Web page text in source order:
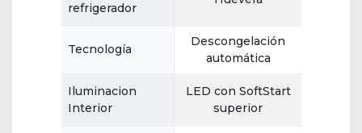
refrigerador
Tecnología
Descongelación
automática
Iluminacion
Interior
LED con SoftStart
superior